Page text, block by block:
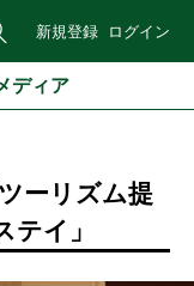
新規登録 ログイン
ディア
ーリズム提
テイ」